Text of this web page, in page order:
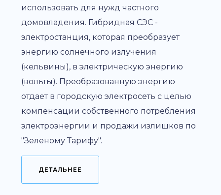
использовать для нужд частного
домовладения. Гибридная СЭС -
электростанция, которая преобразует
энергию солнечного излучения
(кельвины), в электрическую энергию
(вольты). Преобразованную энергию
отдает в городскую электросеть с целью
компенсации собственного потребления
электроэнергии и продажи излишков по
"Зеленому Тарифу".
ДЕТАЛЬНЕЕ